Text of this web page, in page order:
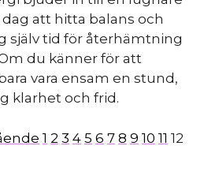
att hitta balans och
själv tid för återhämtning
du känner för att
vara ensam en stund,
klarhet och frid.
1 2 3 4 5 6 7 8 9 10 11 12